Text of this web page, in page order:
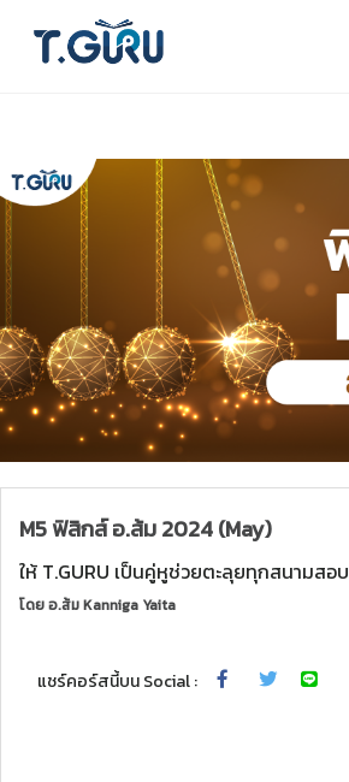
M5 ฟิสิกส์ อ.ส้ม 2024 (May)
ให้ T.GURU เป็นคู่หูช่วยตะลุยทุกสนามสอบ
โดยอ.ส้ม Kanniga Yaita
แชร์คอร์สนี้บน Social :